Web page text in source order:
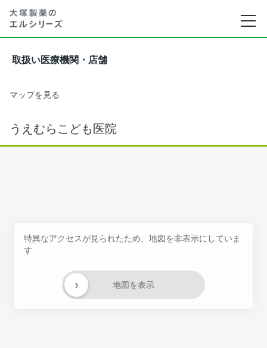
取扱い医療機関・店舗
マップを見る
うえむらこども医院
特異なアクセスが見られたため、地図を非表示にしていま
す
地図を表示
›